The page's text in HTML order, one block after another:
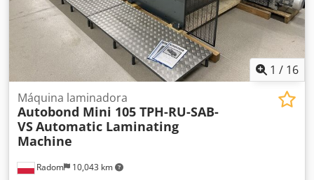
1 / 16
Radom 10,043 km
Máquina laminadora
Autobond Mini 105 TPH-RU-SAB-
VSAutomatic Laminating
Machine